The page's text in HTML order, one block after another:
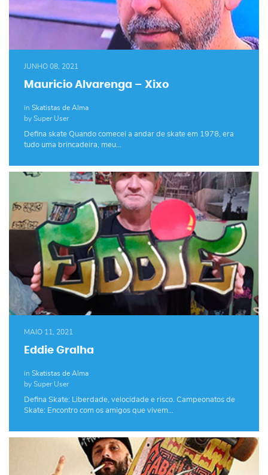
JUNHO 08, 2021
Mauricio Alvarenga – Xixo
in Skatistas de Alma
by Super User
Defina skate Quando comecei a andar de skate em 1978, era
tudo uma brincadeira, meu…
MAIO 11, 2021
Eddie Gralha
in Skatistas de Alma
by Super User
Defina Skate: Liberdade, velocidade e risco. Campeonatos de
Skate: Encontro com os amigos que vivem…